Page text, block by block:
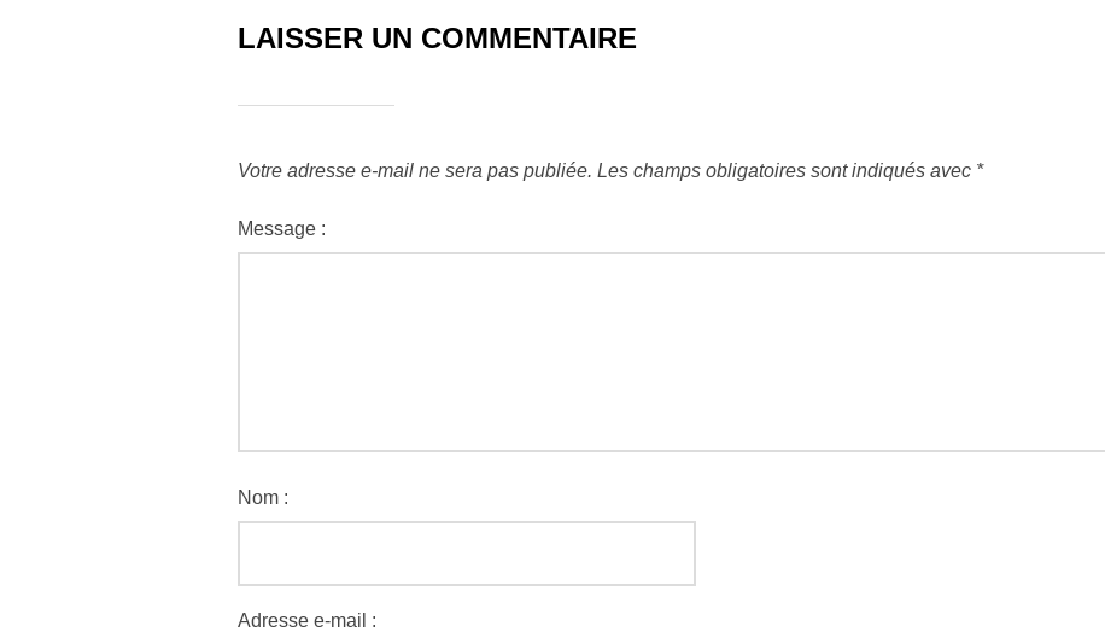
LAISSER UN COMMENTAIRE
Votre adresse e-mail ne sera pas publiée. Les champs obligatoires sont indiqués avec *
Message :
Nom :
Adresse e-mail :